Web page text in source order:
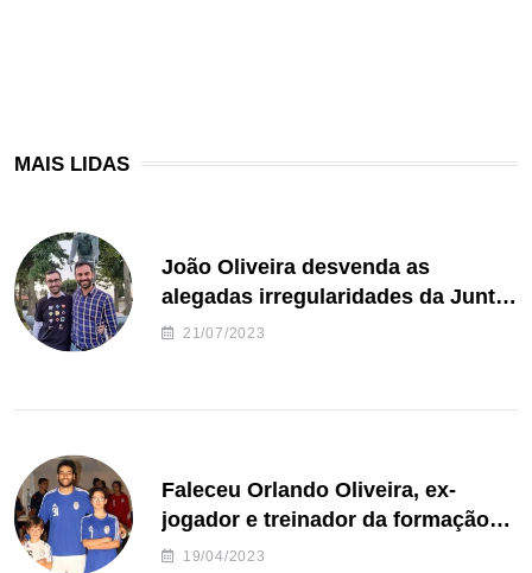
MAIS LIDAS
João Oliveira desvenda as
alegadas irregularidades da Junta
de Freguesia S. João de Ver
21/07/2023
Faleceu Orlando Oliveira, ex-
jogador e treinador da formação
de andebol do Feirense
19/04/2023